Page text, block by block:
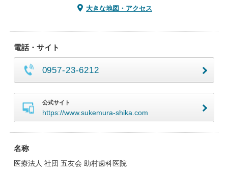
大きな地図・アクセス
電話・サイト
0957-23-6212
公式サイト
https://www.sukemura-shika.com
名称
医療法人 社団 五友会 助村歯科医院